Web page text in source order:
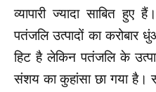
व्यापारी ज्यादा साबित
पतंजलि उत्पादों का करोबार
हिट है लेकिन पतंजलि के
संशय का कुहांसा छा गया है।